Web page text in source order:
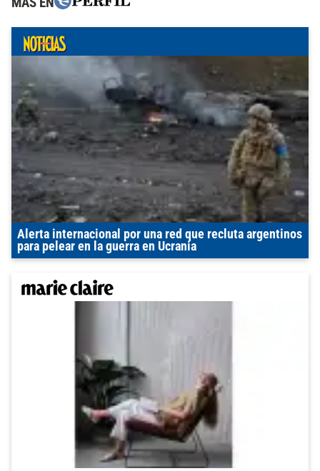
Alerta internacional por una red que recluta argentinos
para pelear en la guerra en Ucrania